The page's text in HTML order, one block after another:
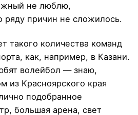
не люблю,
ряду причин не сложилось.
такого количества команд
как, например, в Казани.
волейбол — знаю,
из Красноярского края
подобранное
большая арена, свет